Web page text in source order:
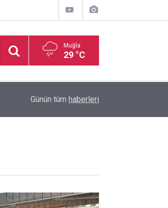
Muğla
29 °C
Basketbol Süper Ligi’nde yeni sezonun fikstür
Günün tüm haberleri